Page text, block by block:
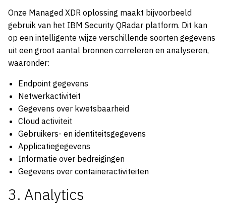
Onze Managed XDR oplossing maakt bijvoorbeeld
gebruik van het IBM Security QRadar platform. Dit kan
op een intelligente wijze verschillende soorten gegevens
uit een groot aantal bronnen correleren en analyseren,
waaronder:
Endpoint gegevens
Netwerkactiviteit
Gegevens over kwetsbaarheid
Cloud activiteit
Gebruikers- en identiteitsgegevens
Applicatiegegevens
Informatie over bedreigingen
Gegevens over containeractiviteiten
3. Analytics